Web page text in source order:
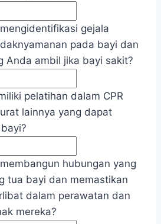
gejala
pada bayi dan
Anda ambil jika bayi sakit?
pelatihan dalam CPR
lainnya yang dapat
hubungan yang
tua bayi dan memastikan
dalam perawatan dan
mereka?